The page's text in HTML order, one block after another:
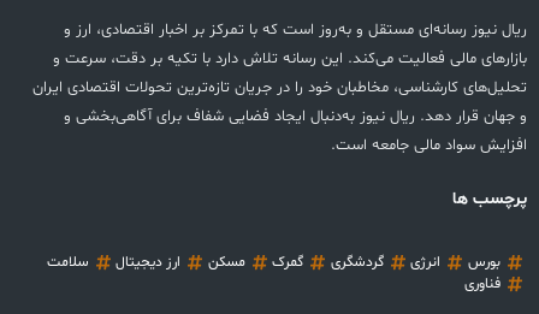
ریال نیوز رسانه‌ای مستقل و به‌روز است که با تمرکز بر اخبار اقتصادی، ارز و
بازارهای مالی فعالیت می‌کند. این رسانه تلاش دارد با تکیه بر دقت، سرعت و
تحلیل‌های کارشناسی، مخاطبان خود را در جریان تازه‌ترین تحولات اقتصادی ایران
و جهان قرار دهد. ریال نیوز به‌دنبال ایجاد فضایی شفاف برای آگاهی‌بخشی و
افزایش سواد مالی جامعه است.
پرچسب ها
بورس انرژی گردشگری گمرک مسکن ارز دیجیتال
سلامت
فناوری